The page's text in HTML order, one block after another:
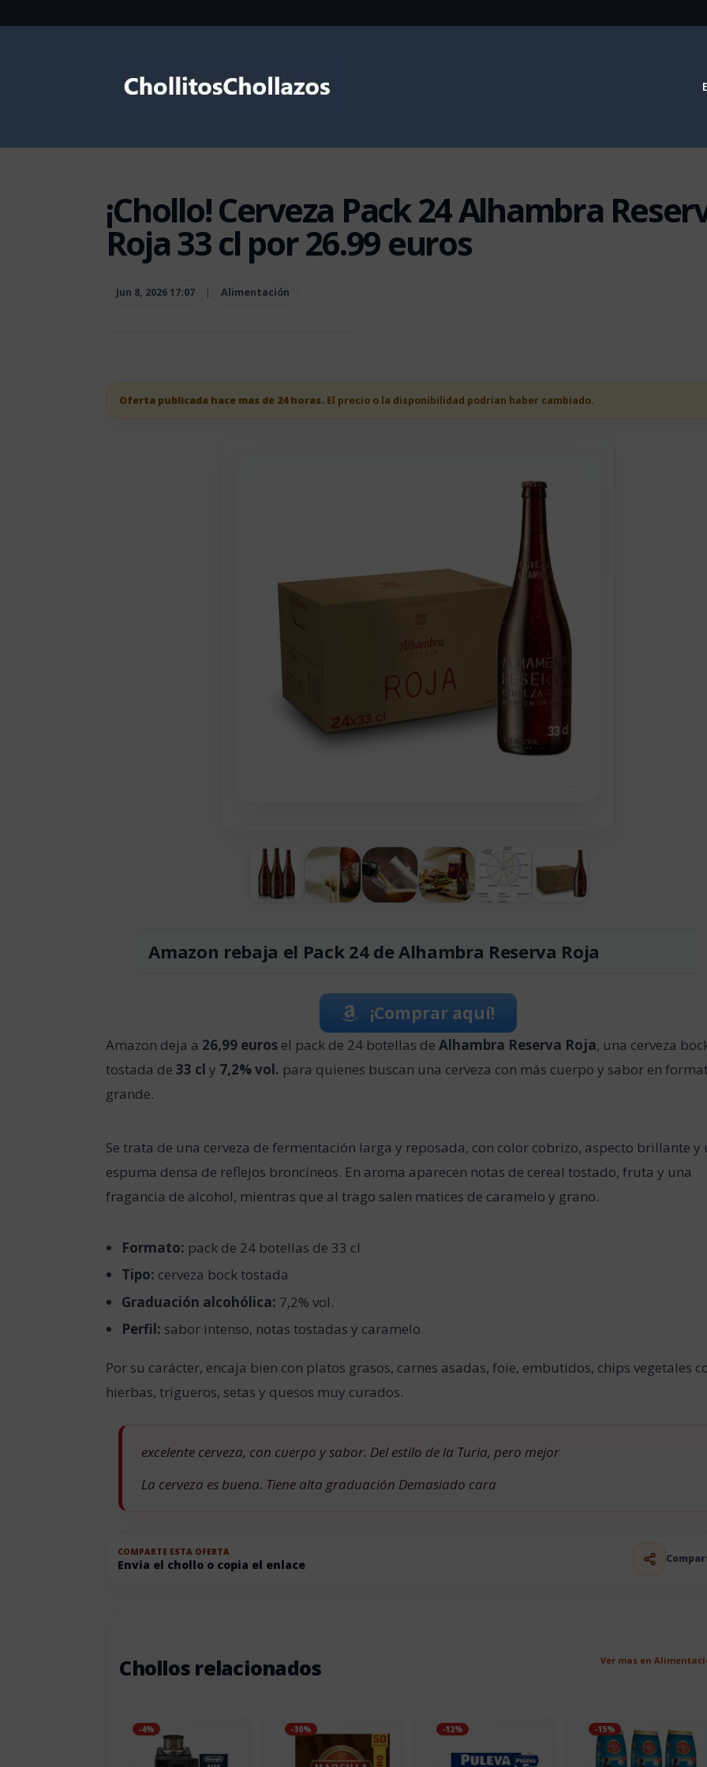
¡Chollo! Cerveza Pack 24 Alhambra
Roja 33 cl por 26.99 euros
Jun 8, 2026 17:07 | Alimentación
Oferta publicada hace mas de 24 horas. El precio o la disponibilidad podrian haber cambiado.
Amazon rebaja el Pack 24 de Alhambra Reserva Roja
¡Comprar aquí!
Amazon deja a 26,99 euros el pack de 24 botellas deAlhambra Reserva Roja, una cerveza
tostada de33 cl y 7,2% vol. para quienes buscan una cerveza con más cuerpo y sabor en
grande.
Se trata de una cerveza de fermentación larga y reposada, con color cobrizo, aspecto brillante y
espuma densa de reflejos broncíneos. En aroma aparecen notas de cereal tostado, fruta y una
fragancia de alcohol, mientras que al trago salen matices de caramelo y grano.
Formato: pack de 24 botellas de 33 cl
Tipo: cerveza bock tostada
Graduación alcohólica: 7,2% vol.
Perfil: sabor intenso, notas tostadas y caramelo
Por su carácter, encaja bien con platos grasos, carnes asadas, foie, embutidos, chips vegetales
hierbas, trigueros, setas y quesos muy curados.
excelente cerveza, con cuerpo y sabor. Del estilo de la Turia, pero mejor
La cerveza es buena. Tiene alta graduación Demasiado cara
COMPARTE ESTA OFERTA
Envia el chollo o copia el enlace
Chollos relacionados Ver mas en
-4% -30% -12% -15%